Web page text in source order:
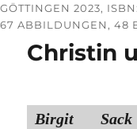
ÖTTINGEN 2023, ISBN:
7 ABBILDUNGEN, 48
Christin
Birgit Sack